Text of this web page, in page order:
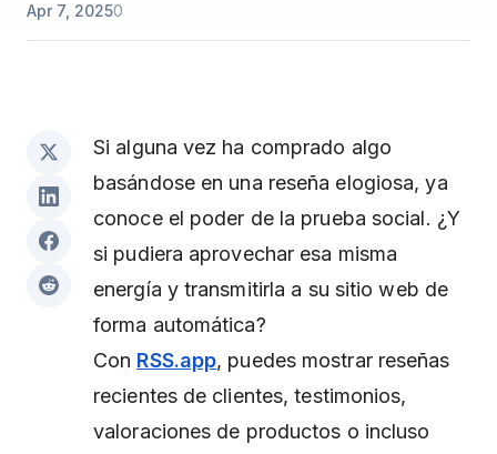
Apr 7, 20250
Si alguna vez ha comprado algo
basándose en una reseña elogiosa, ya
conoce el poder de la prueba social. ¿Y
si pudiera aprovechar esa misma
energía y transmitirla a su sitio web de
forma automática?
Con RSS.app, puedes mostrar reseñas
recientes de clientes, testimonios,
valoraciones de productos o incluso